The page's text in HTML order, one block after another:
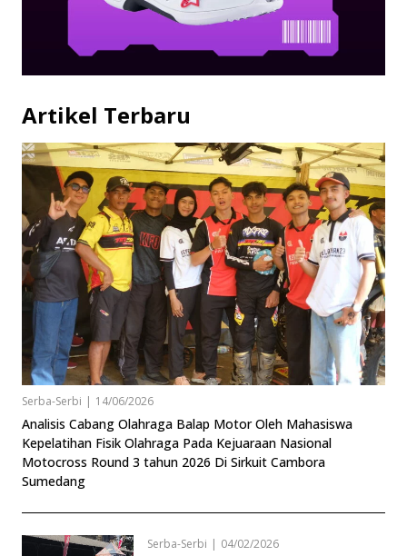
Artikel Terbaru
Serba-Serbi | 14/06/2026
Analisis Cabang Olahraga Balap Motor Oleh Mahasiswa
Kepelatihan Fisik Olahraga Pada Kejuaraan Nasional
Motocross Round 3 tahun 2026 Di Sirkuit Cambora
Sumedang
Serba-Serbi | 04/02/2026